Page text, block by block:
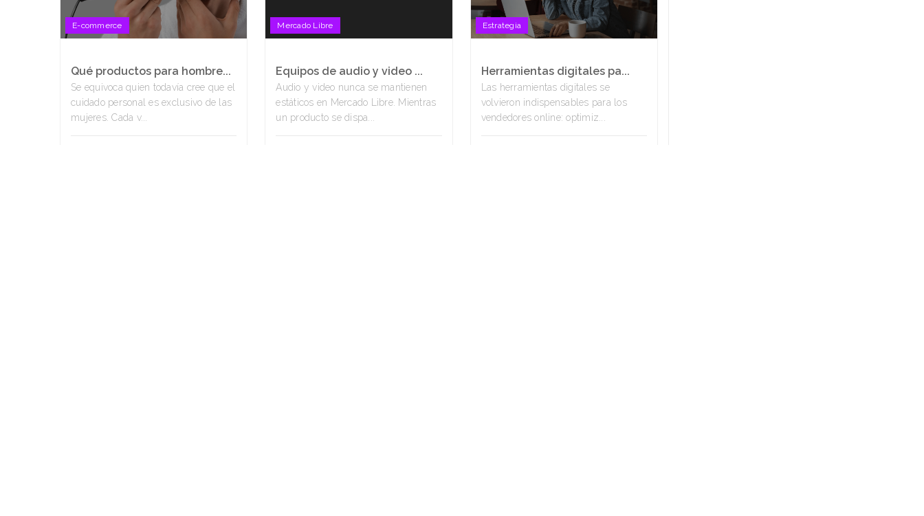
E-commerce
Qué productos para hombre...
Se equivoca quien todavía cree que el
cuidado personal es exclusivo de las
mujeres. Cada v...
Mercado Libre
Equipos de audio y video ...
Audio y video nunca se mantienen
estáticos en Mercado Libre. Mientras
un producto se dispa...
Estrategia
Herramientas digitales pa...
Las herramientas digitales se
volvieron indispensables para los
vendedores online: optimiz...